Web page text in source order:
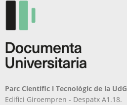
Parc Científic i Tecnològic de la UdG
Edifici Giroempren - Despatx A1.18.